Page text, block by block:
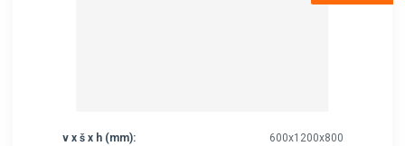
v x š x h (mm):
600x1200x800